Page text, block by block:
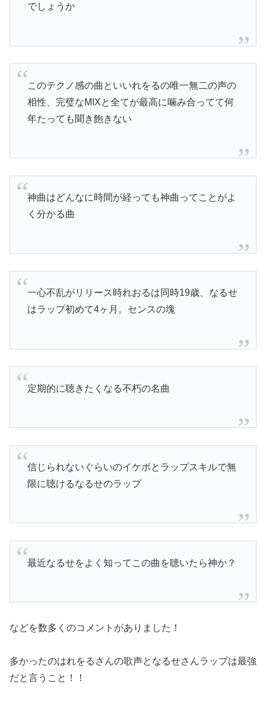
でしょうか
このテクノ感の曲といいれをるの唯一無二の声の
相性、完璧なMIXと全てが最高に噛み合ってて何
年たっても聞き飽きない
神曲はどんなに時間が経っても神曲ってことがよ
く分かる曲
一心不乱がリリース時れおるは同時19歳、なるせ
はラップ初めて4ヶ月。センスの塊
定期的に聴きたくなる不朽の名曲
信じられないぐらいのイケボとラップスキルで無
限に聴けるなるせのラップ
最近なるせをよく知ってこの曲を聴いたら神か？
などを数多くのコメントがありました！
多かったのはれをるさんの歌声となるせさんラップは最強
だと言うこと！！